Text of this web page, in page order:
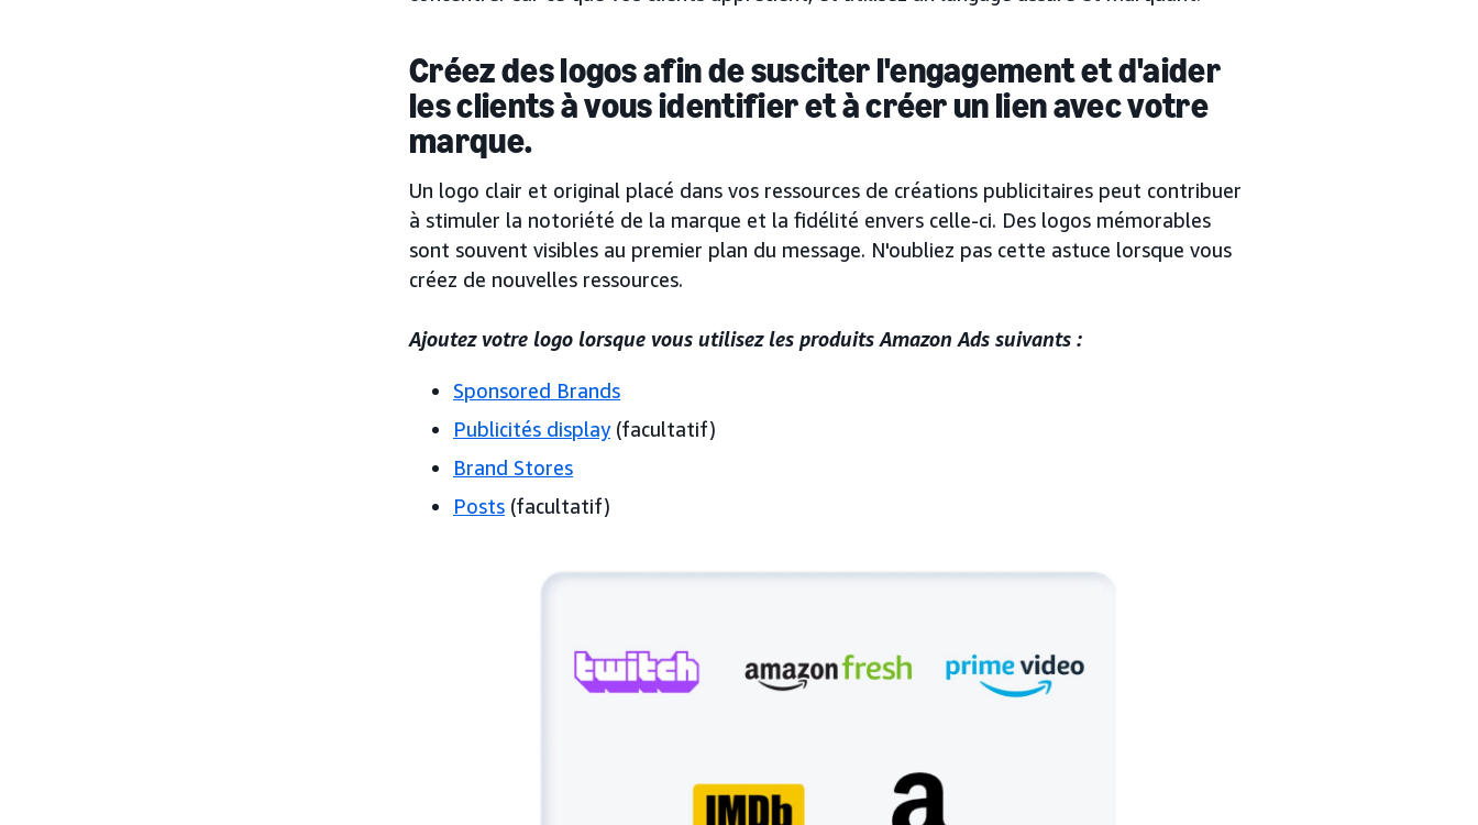
Créez des logos afin de susciter l'engagement et d'aider
les clients à vous identifier et à créer un lien avec votre
marque.
Un logo clair et original placé dans vos ressources de créations publicitaires peut contribuer
à stimuler la notoriété de la marque et la fidélité envers celle-ci. Des logos mémorables
sont souvent visibles au premier plan du message. N'oubliez pas cette astuce lorsque vous
créez de nouvelles ressources.
Ajoutez votre logo lorsque vous utilisez les produits Amazon Ads suivants :
Sponsored Brands
Publicités display(facultatif)
Brand Stores
Posts (facultatif)